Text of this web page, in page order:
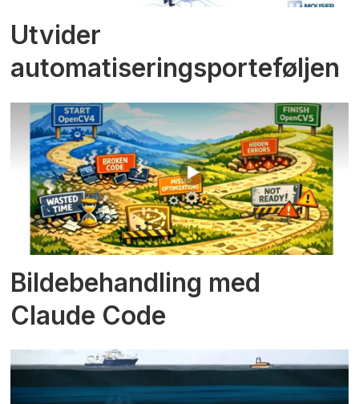
Utvider
automatiseringsporteføljen
Bildebehandling med
Claude Code